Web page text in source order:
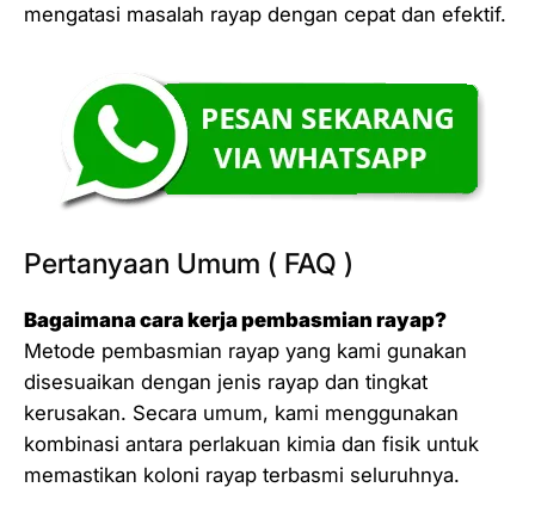
mengatasi masalah rayap dengan cepat dan efektif.
Pertanyaan Umum ( FAQ )
Bagaimana cara kerja pembasmian rayap?
Metode pembasmian rayap yang kami gunakan
disesuaikan dengan jenis rayap dan tingkat
kerusakan. Secara umum, kami menggunakan
kombinasi antara perlakuan kimia dan fisik untuk
memastikan koloni rayap terbasmi seluruhnya.